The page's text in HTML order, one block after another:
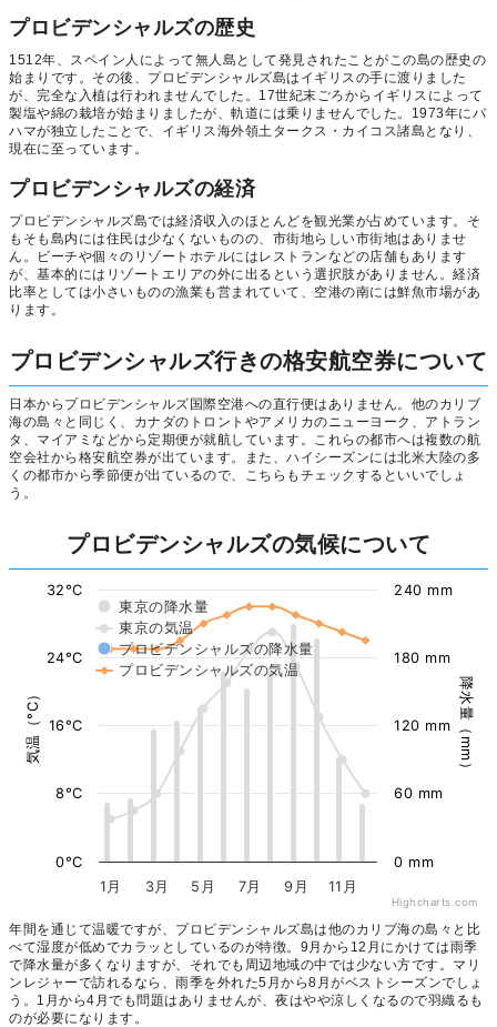
プロビデンシャルズの歴史
1512年、スペイン人によって無人島として発見されたことがこの島の歴史の
始まりです。その後、プロビデンシャルズ島はイギリスの手に渡りました
が、完全な入植は行われませんでした。17世紀末ごろからイギリスによって
製塩や綿の栽培が始まりましたが、軌道には乗りませんでした。1973年にバ
ハマが独立したことで、イギリス海外領土タークス・カイコス諸島となり、
現在に至っています。
プロビデンシャルズの経済
プロビデンシャルズ島では経済収入のほとんどを観光業が占めています。そ
もそも島内には住民は少なくないものの、市街地らしい市街地はありませ
ん。ビーチや個々のリゾートホテルにはレストランなどの店舗もあります
が、基本的にはリゾートエリアの外に出るという選択肢がありません。経済
比率としては小さいものの漁業も営まれていて、空港の南には鮮魚市場があ
ります。
プロビデンシャルズ行きの格安航空券について
日本からプロビデンシャルズ国際空港への直行便はありません。他のカリブ
海の島々と同じく、カナダのトロントやアメリカのニューヨーク、アトラン
タ、マイアミなどから定期便が就航しています。これらの都市へは複数の航
空会社から格安航空券が出ています。また、ハイシーズンには北米大陸の多
くの都市から季節便が出ているので、こちらもチェックするといいでしょ
う。
プロビデンシャルズの気候について
気温（°C） 降水量（mm）
東京の降水量
東京の気温
プロビデンシャルズの降水量
プロビデンシャルズの気温
1月 3月 5月 7月 9月 11月
0°C
8°C
16°C
24°C
32°C
0 mm
60 mm
120 mm
180 mm
240 mm
Highcharts.com
年間を通じて温暖ですが、プロビデンシャルズ島は他のカリブ海の島々と比
べて湿度が低めでカラッとしているのが特徴。9月から12月にかけては雨季
で降水量が多くなりますが、それでも周辺地域の中では少ない方です。マリ
ンレジャーで訪れるなら、雨季を外れた5月から8月がベストシーズンでしょ
う。1月から4月でも問題はありませんが、夜はやや涼しくなるので羽織るも
のが必要になります。